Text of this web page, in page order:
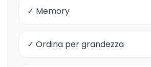
✓ Memory
✓ Ordina per grandezza